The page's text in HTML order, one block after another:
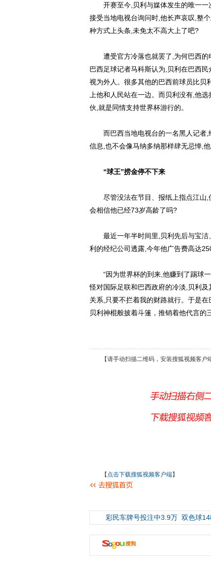
开赛至今,贝利与媒体发生的唯一一
接受当地电视台询问时,他长声哀叹,整
种方式上头条,未免太不高大上了吧?
遭受官方冷落也就罢了,为何巴西的
巴西足球记者马科斯认为,贝利在巴西
视为外人。很多其他的巴西前球员比贝
上他和人民站在一边。而贝利没有,他
伙,就是同情支持世界杯游行的。
而巴西当地电视台的一名黑人记者,
信息,也不会像马纳多纳那样肆无忌惮,
“球王”捞金停不下来
尽管没法在节目、报纸上指点江山,
会相信他已经73岁高龄了吗?
最近一年半时间里,贝利先后与宝洁
利的经纪公司透露,今年他广告费高达
“因为世界杯的到来,他赚到了踢球一
怪对国际足联和巴西政府的冷淡,贝利
关系,只要不拦着我的财路就行。于是
贝利神棍般披着斗篷，推销着他代言的
【请手动扫描二维码，安装搜狐视频客户
【 点击下载搜狐视频客户端】
彩民车牌号投注中3.9万 双色球